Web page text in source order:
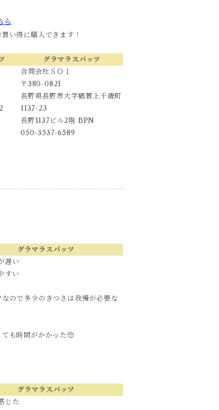
ら
い得に購入できます！
グラマラスパッツ
合同会社ＳＯ１
〒380-0821
長野県長野市大字鶴賀上千歳町
1137-23
長野1137ビル2階 BPN
050-3537-6589
グラマラスパッツ
遅い
すい
ので多少のきつさは我慢が必要な
も時間がかかった🥺
グラマラスパッツ
じた